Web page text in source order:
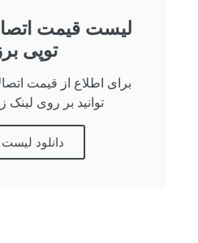
لیست قیمت
توپی
برای اطلاع از قیمت
توانید بر روی لینک
دانلود